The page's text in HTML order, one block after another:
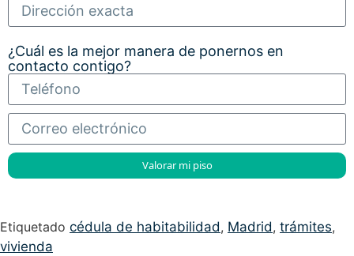
¿Cuál es la mejor manera de ponernos en
contacto contigo?
Valorar mi piso
Etiquetado cédula de habitabilidad, Madrid, trámites,
vivienda